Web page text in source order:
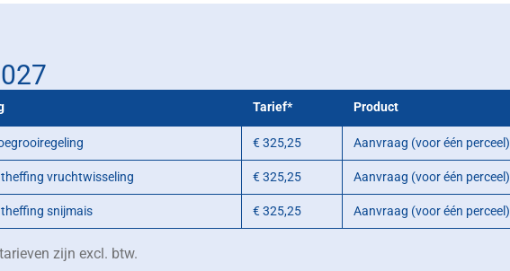
Tarief* Product
€ 325,25 Aanvraag (voor één perceel)
vruchtwisseling € 325,25 Aanvraag (voor één perceel)
snijmais € 325,25 Aanvraag (voor één perceel)
zijn excl. btw.